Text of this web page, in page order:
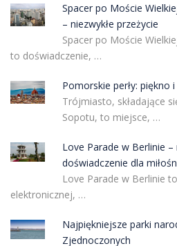
Spacer po Moście
– niezwykłe przeżycie
Spacer po Moście
to doświadczenie, …
Pomorskie perły: piękno
Trójmiasto, składające
Sopotu, to miejsce, …
Love Parade w Berlinie
doświadczenie dla
Love Parade w Berlinie
elektronicznej, …
Najpiękniejsze parki
Zjednoczonych